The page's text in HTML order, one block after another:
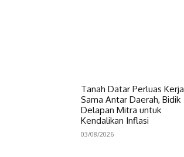
Tanah Datar Perluas Kerja
Sama Antar Daerah, Bidik
Delapan Mitra untuk
Kendalikan Inflasi
03/08/2026